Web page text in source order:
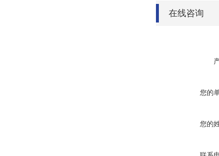
在线咨询
您的
您的